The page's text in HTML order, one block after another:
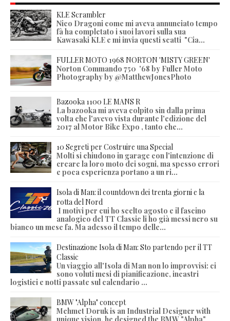
KLE Scrambler
Nico Dragoni come mi aveva annunciato tempo
fà ha completato i suoi lavori sulla sua
Kawasaki KLE e mi invia questi scatti "Cia...
FULLER MOTO 1968 NORTON 'MISTY GREEN'
Norton Commando 750 '68 by Fuller Moto
Photography by @MatthewJonesPhoto
Bazooka 1100 LE MANS R
La bazooka mi aveva colpito sin dalla prima
volta che l'avevo vista durante l'edizione del
2017 al Motor Bike Expo , tanto che...
10 Segreti per Costruire una Special
Molti si chiudono in garage con l'intenzione di
creare la loro moto dei sogni, ma spesso errori
e poca esperienza portano a un ri...
Isola di Man: il countdown dei trenta giorni e la
rotta del Nord
I motivi per cui ho scelto agosto e il fascino
analogico del TT Classic li ho già messi nero su
bianco un mese fa. Ma adesso il tempo delle...
Destinazione Isola di Man: Sto partendo per il TT
Classic
Un viaggio all'Isola di Man non lo improvvisi: ci
sono voluti mesi di pianificazione, incastri
logistici e notti passate sul calendario ...
BMW "Alpha" concept
Mehmet Doruk is an Industrial Designer with